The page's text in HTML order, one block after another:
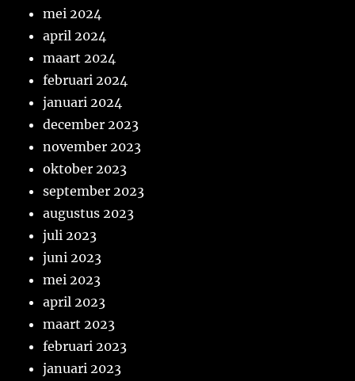
mei 2024
april 2024
maart 2024
februari 2024
januari 2024
december 2023
november 2023
oktober 2023
september 2023
augustus 2023
juli 2023
juni 2023
mei 2023
april 2023
maart 2023
februari 2023
januari 2023